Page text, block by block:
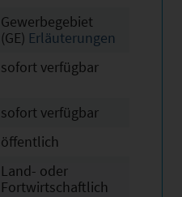
Gewerbegebiet
(GE) Erläuterungen
sofort verfügbar
sofort verfügbar
öffentlich
Land- oder
Fortwirtschaftlich